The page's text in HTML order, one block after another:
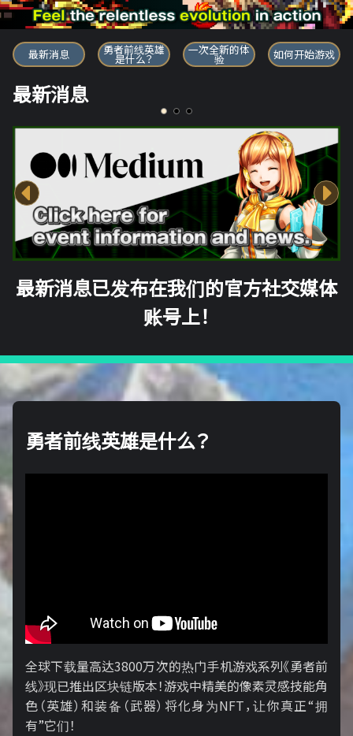
勇者前线英雄
最新消息 勇者前线英雄
是什么？
一次全新的体
验 如何开始游戏
最新消息
最新消息已发布在我们的官方社交媒体
账号上！
勇者前线英雄是什么？
全球下载量高达3800万次的热门手机游戏系列《勇者前
线》现已推出区块链版本！游戏中精美的像素灵感技能角
色（英雄）和装备（武器）将化身为NFT，让你真正“拥
有”它们！